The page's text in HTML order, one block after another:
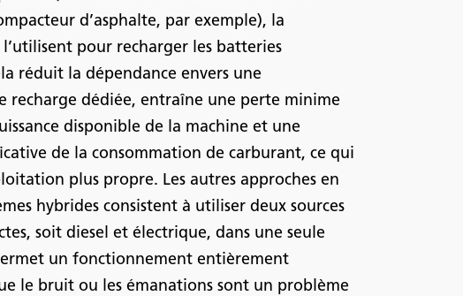
d’asphalte, par exemple), la
pour recharger les batteries
réduit la dépendance envers une
recharge dédiée, entraîne une perte minime
disponible de la machine et une
de la consommation de carburant, ce qui
plus propre. Les autres approches en
hybrides consistent à utiliser deux sources
soit diesel et électrique, dans une seule
un fonctionnement entièrement
le bruit ou les émanations sont un problème